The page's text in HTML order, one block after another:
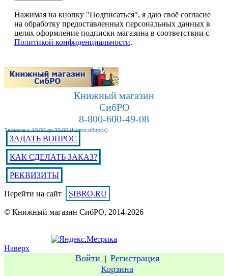
Нажимая на кнопку "Подписаться", я даю своё согласие
на обработку предоставленных персональных данных в
целях оформление подписки магазина в соответствии с
Политикой конфиденциальности.
Книжный магазин
СибРО
8-800-600-49-08
Звоните с 10.00 до 20.00 (Новосибирск)
ЗАДАТЬ ВОПРОС
КАК СДЕЛАТЬ ЗАКАЗ?
РЕКВИЗИТЫ
Перейти на сайт SIBRO.RU
© Книжный магазин СибРО, 2014-2026
Наверх
Войти | Регистрация
Корзина